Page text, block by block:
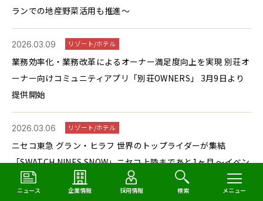
ニュース 企業情報 採用情報 検索 メニュー
ランでの地産野菜活用も推進～
2026.03.09 リゾート/ホテル
業務効率化・業務改革によるオーナー満足度向上を実現 別荘オ
ーナー向けコミュニティアプリ「別荘OWNERS」 3月9日より
提供開始
2026.03.06 リゾート/ホテル
ニセコ東急 グラン・ヒラフ 世界のトップライダーが集結
「SWATCH NINES SNOW」ニセコ上陸まであと1ヶ月 ～イベン
トセットアップ公開、パブリックデーは4月11日開催～